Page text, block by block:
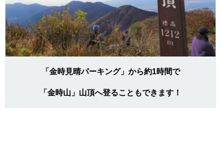
「金時見晴パーキング」から約1時間で
「金時山」山頂へ登ることもできます！